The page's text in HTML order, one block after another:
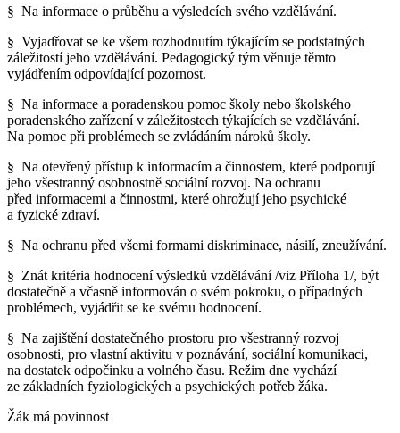
§ Na informace o průběhu a výsledcích svého vzdělávání.
§ Vyjadřovat se ke všem rozhodnutím týkajícím se podstatných
záležitostí jeho vzdělávání. Pedagogický tým věnuje těmto
vyjádřením odpovídající pozornost.
§ Na informace a poradenskou pomoc školy nebo školského
poradenského zařízení v záležitostech týkajících se vzdělávání.
Na pomoc při problémech se zvládáním nároků školy.
§ Na otevřený přístup k informacím a činnostem, které podporují
jeho všestranný osobnostně sociální rozvoj. Na ochranu
před informacemi a činnostmi, které ohrožují jeho psychické
a fyzické zdraví.
§ Na ochranu před všemi formami diskriminace, násilí, zneužívání.
§ Znát kritéria hodnocení výsledků vzdělávání /viz Příloha 1/, být
dostatečně a včasně informován o svém pokroku, o případných
problémech, vyjádřit se ke svému hodnocení.
§ Na zajištění dostatečného prostoru pro všestranný rozvoj
osobnosti, pro vlastní aktivitu v poznávání, sociální komunikaci,
na dostatek odpočinku a volného času. Režim dne vychází
ze základních fyziologických a psychických potřeb žáka.
Žák má povinnost